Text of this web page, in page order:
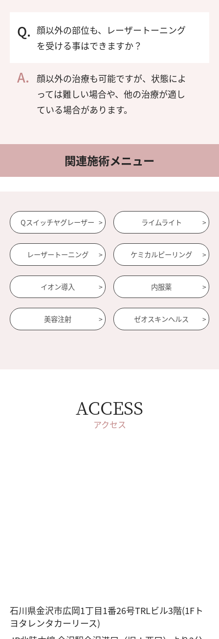
顔以外の部位も、レーザートーニング
を受ける事はできますか？
顔以外の治療も可能ですが、状態によ
っては難しい場合や、他の治療が適し
ている場合があります。
関連施術メニュー
Qスイッチヤグレーザー ライムライト
レーザートーニング ケミカルピーリング
イオン導入 内服薬
美容注射 ゼオスキンヘルス
ACCESS
アクセス
石川県金沢市広岡1丁目1番26号TRLビル3階(1Fト
ヨタレンタカーリース)